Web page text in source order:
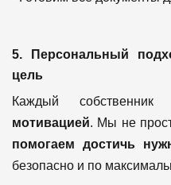
5. Персональный
цель
Каждый
мотивацией. Мы не
помогаем достичь
безопасно и по